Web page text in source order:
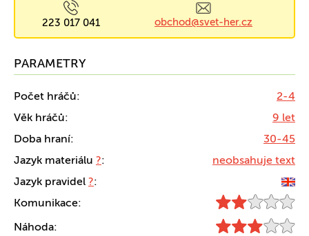
223 017 041 obchod@svet-her.cz
PARAMETRY
Počet hráčů:
2-4
Věk hráčů:
9 let
Doba hraní:
30-45
Jazyk materiálu ?:
neobsahuje text
Jazyk pravidel ?:
Komunikace:
Náhoda: